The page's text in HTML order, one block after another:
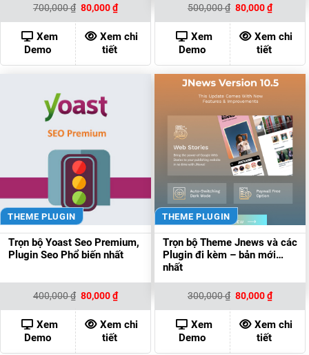
700,000₫ Giá
gốc
là:
700,000 ₫.
80,000₫Giá
hiện
tại
là:
80,000 ₫.
Xem
Demo
Xem chi
tiết
500,000₫ Giá
gốc
là:
500,000 ₫.
80,000₫Giá
hiện
tại
là:
80,000
Xem
Demo
Xem chi
tiết
THEME PLUGIN
Trọn bộ Yoast Seo Premium,
Plugin Seo Phổ biến nhất
400,000₫ Giá
gốc
là:
400,000 ₫.
80,000₫Giá
hiện
tại
là:
80,000 ₫.
Xem
Demo
Xem chi
tiết
THEME PLUGIN
Trọn bộ Theme Jnews và các
Plugin đi kèm – bản mới
nhất
300,000₫ Giá
gốc
là:
300,000 ₫.
80,000₫Giá
hiện
tại
là:
80,000
Xem
Demo
Xem chi
tiết